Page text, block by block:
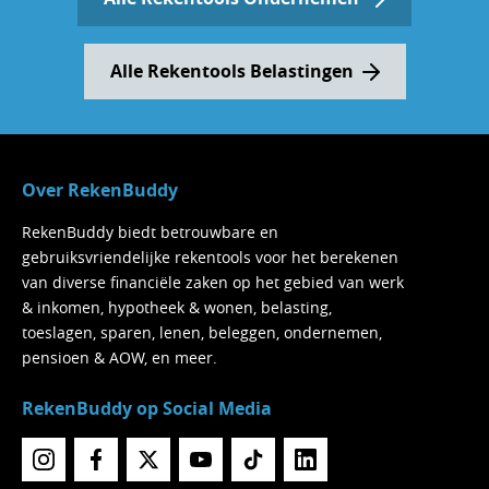
Alle Rekentools Belastingen
Over RekenBuddy
RekenBuddy biedt betrouwbare en
gebruiksvriendelijke rekentools voor het berekenen
van diverse financiële zaken op het gebied van werk
& inkomen, hypotheek & wonen, belasting,
toeslagen, sparen, lenen, beleggen, ondernemen,
pensioen & AOW, en meer.
RekenBuddy op Social Media